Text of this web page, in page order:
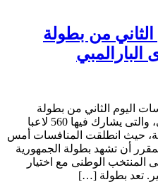
من بطولة
البارالمبي
اليوم الثاني من بطولة
الجمهورية لألعاب القوى البارالمبي، والتى يشارك فيها 560 لاعبا
وهيئة رياضية، حيث انطلقت المنافسات أمس
أن تشهد بطولة الجمهورية
المنتخب الوطنى مع اختيار
تعد بطولة […]